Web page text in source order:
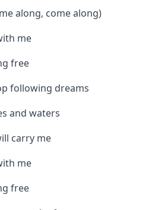
along, come along)
me
free
following dreams
and waters
carry me
me
free